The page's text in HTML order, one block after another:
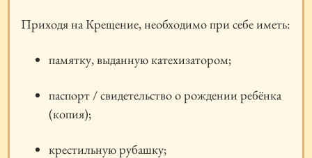
Приходя на Крещение, необходимо при себе иметь:
памятку, выданную катехизатором;
паспорт / свидетельство о рождении ребёнка
(копия);
крестильную рубашку;